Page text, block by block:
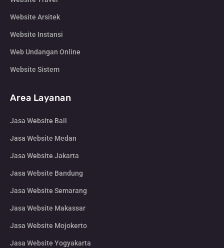
Website Arsitek
Website Instansi
Web Undangan Online
Website Sistem
Area Layanan
Jasa Website Bali
Jasa Website Medan
Jasa Website Jakarta
Jasa Website Bandung
Jasa Website Semarang
Jasa Website Makassar
Jasa Website Mojokerto
Jasa Website Yogyakarta